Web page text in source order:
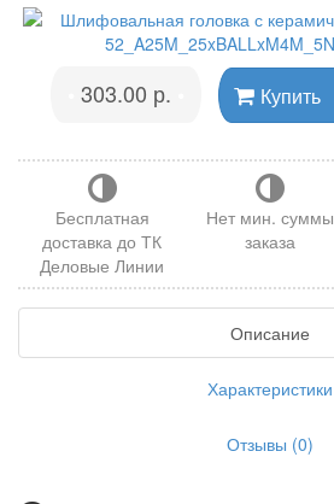
303.00 р. Купить
Бесплатная
доставка до ТК
Деловые Линии
Нет мин. суммы
заказа
Описание
Характеристики
Отзывы (0)